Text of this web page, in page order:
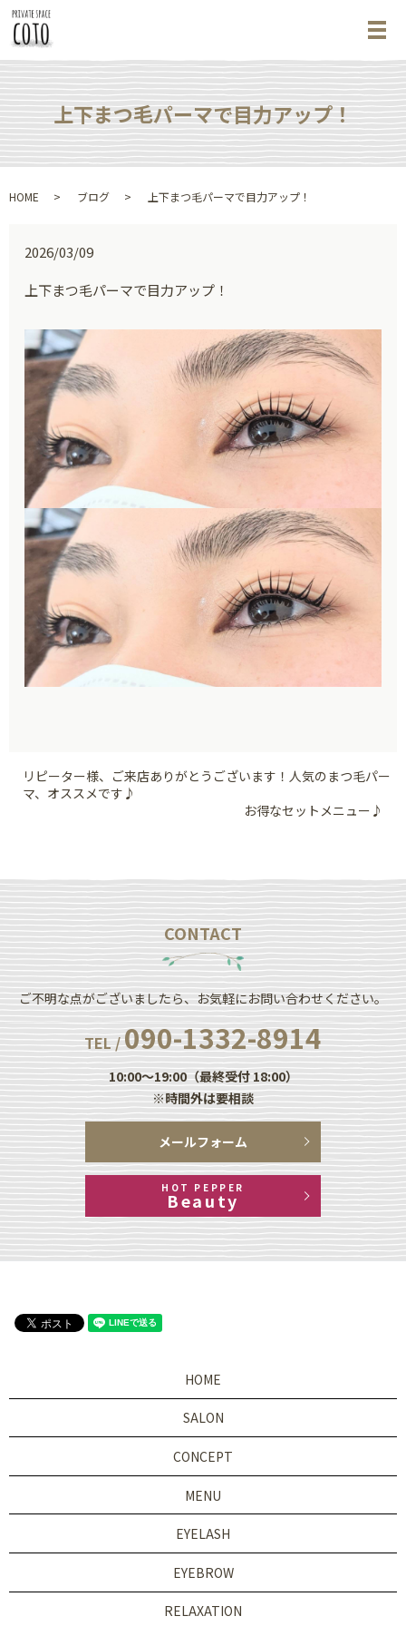
メ
上下まつ毛パーマで目力アップ！
HOME ブログ 上下まつ毛パーマで目力アップ！
2026/03/09
上下まつ毛パーマで目力アップ！
リピーター様、ご来店ありがとうございます！人気のまつ毛パー
マ、オススメです♪
お得なセットメニュー♪
CONTACT
ご不明な点がございましたら、お気軽にお問い合わせください。
TEL /090-1332-8914
10:00～19:00（最終受付 18:00）
※時間外は要相談
メールフォーム
HOT PEPPER
Beauty
HOME
SALON
CONCEPT
MENU
EYELASH
EYEBROW
RELAXATION